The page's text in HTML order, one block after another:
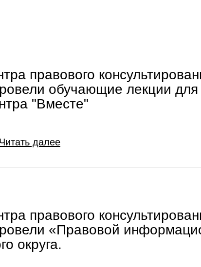
правового
обучающие лекции
"Вместе"
Читать далее
правового
«Правовой
округа.